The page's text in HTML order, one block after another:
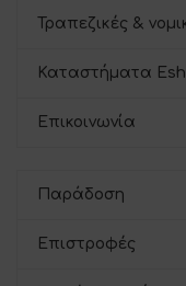
Τραπεζικές &
Καταστήματα
Επικοινωνία
Παράδοση
Επιστροφές